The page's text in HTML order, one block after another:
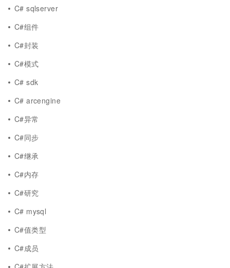
C# sqlserver
C#组件
C#封装
C#模式
C# sdk
C# arcengine
C#异常
C#同步
C#继承
C#内存
C#研究
C# mysql
C#值类型
C#成员